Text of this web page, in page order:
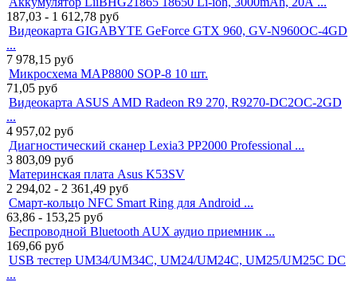
187,03 - 1 612,78 руб
Видеокарта GIGABYTE GeForce GTX 960, GV-N960OC-4GD
...
7 978,15 руб
Микросхема MAP8800 SOP-8 10 шт.
71,05 руб
Видеокарта ASUS AMD Radeon R9 270, R9270-DC2OC-2GD
...
4 957,02 руб
Диагностический сканер Lexia3 PP2000 Professional ...
3 803,09 руб
Материнская плата Asus K53SV
2 294,02 - 2 361,49 руб
Смарт-кольцо NFC Smart Ring для Android ...
63,86 - 153,25 руб
Беспроводной Bluetooth AUX аудио приемник ...
169,66 руб
USB тестер UM34/UM34C, UM24/UM24C, UM25/UM25C DC
...